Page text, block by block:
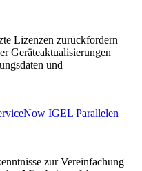
Lizenzen zurückfordern
Geräteaktualisierungen
und
IGEL Parallelen
zur Vereinfachung